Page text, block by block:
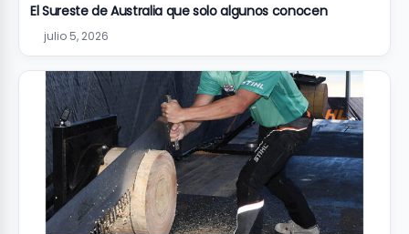
El Sureste de Australia que solo algunos conocen
julio 5, 2026